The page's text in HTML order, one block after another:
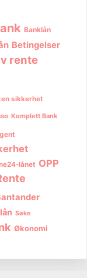
Banklån
Betingelser
rente
sikkerhet
Komplett Bank
lånet OPP
Søke
Økonomi